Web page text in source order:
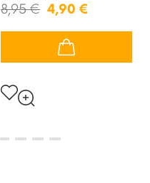
8,95 € 4,90 €